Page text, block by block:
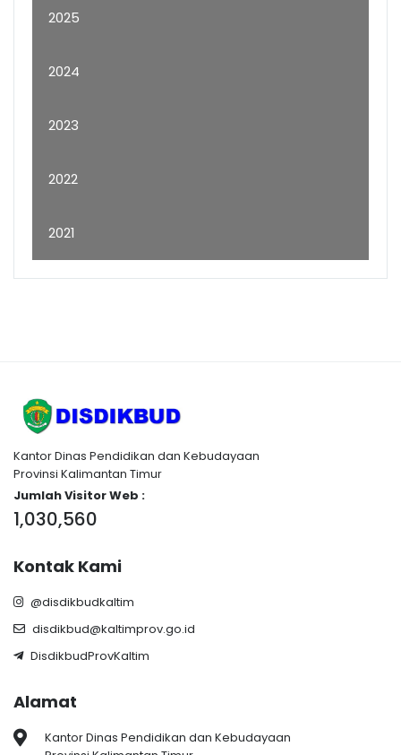
2025
2024
2023
2022
2021
Kantor Dinas Pendidikan dan Kebudayaan
Provinsi Kalimantan Timur
Jumlah Visitor Web :
1,030,560
Kontak Kami
@disdikbudkaltim
disdikbud@kaltimprov.go.id
DisdikbudProvKaltim
Alamat
Kantor Dinas Pendidikan dan Kebudayaan